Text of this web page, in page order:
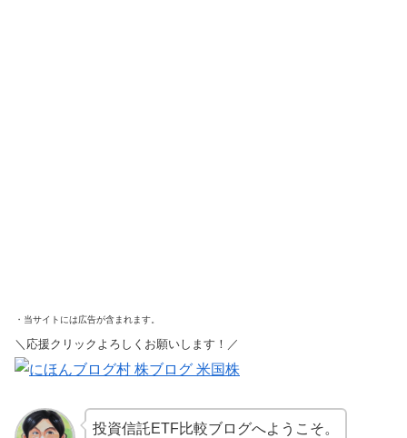
・当サイトには広告が含まれます。
＼応援クリックよろしくお願いします！／
投資信託ETF比較ブログへようこそ。